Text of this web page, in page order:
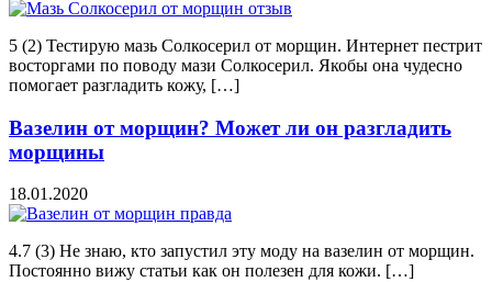
5 (2) Тестирую мазь Солкосерил от морщин. Интернет пестрит
восторгами по поводу мази Солкосерил. Якобы она чудесно
помогает разгладить кожу, […]
Вазелин от морщин? Может ли он разгладить
морщины
18.01.2020
4.7 (3) Не знаю, кто запустил эту моду на вазелин от морщин.
Постоянно вижу статьи как он полезен для кожи. […]